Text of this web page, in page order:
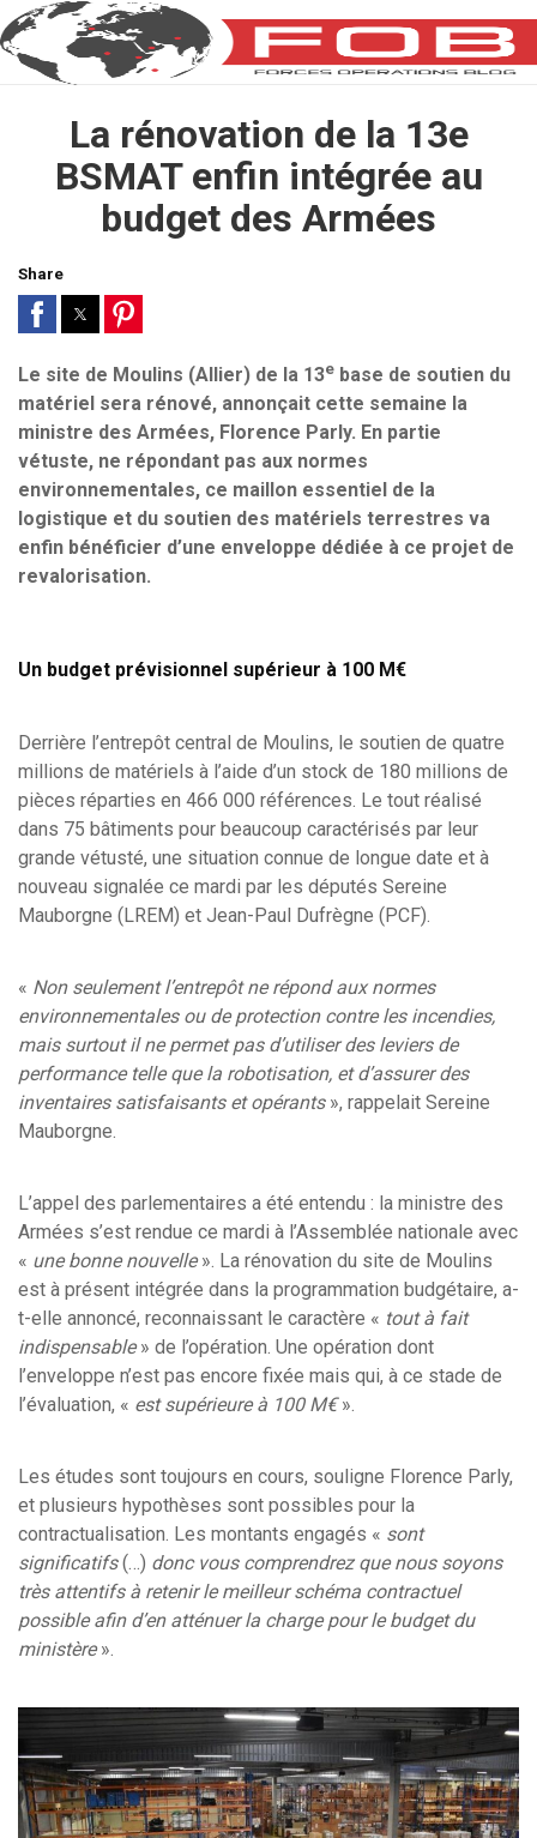
La rénovation de la 13e
BSMAT enfin intégrée au
budget des Armées
Share
Le site de Moulins (Allier) de la 13e base de soutien du
matériel sera rénové, annonçait cette semaine la
ministre des Armées, Florence Parly. En partie
vétuste, ne répondant pas aux normes
environnementales, ce maillon essentiel de la
logistique et du soutien des matériels terrestres va
enfin bénéficier d’une enveloppe dédiée à ce projet de
revalorisation.
Un budget prévisionnel supérieur à 100 M€
Derrière l’entrepôt central de Moulins, le soutien de quatre
millions de matériels à l’aide d’un stock de 180 millions de
pièces réparties en 466 000 références. Le tout réalisé
dans 75 bâtiments pour beaucoup caractérisés par leur
grande vétusté, une situation connue de longue date et à
nouveau signalée ce mardi par les députés Sereine
Mauborgne (LREM) et Jean-Paul Dufrègne (PCF).
« Non seulement l’entrepôt ne répond aux normes
environnementales ou de protection contre les incendies,
mais surtout il ne permet pas d’utiliser des leviers de
performance telle que la robotisation, et d’assurer des
inventaires satisfaisants et opérants», rappelait Sereine
Mauborgne.
L’appel des parlementaires a été entendu : la ministre des
Armées s’est rendue ce mardi à l’Assemblée nationale avec
« une bonne nouvelle». La rénovation du site de Moulins
est à présent intégrée dans la programmation budgétaire, a-
t-elle annoncé, reconnaissant le caractère « tout à fait
indispensable» de l’opération. Une opération dont
l’enveloppe n’est pas encore fixée mais qui, à ce stade de
l’évaluation, « est supérieure à 100 M€».
Les études sont toujours en cours, souligne Florence Parly,
et plusieurs hypothèses sont possibles pour la
contractualisation. Les montants engagés « sont
significatifs(…) donc vous comprendrez que nous soyons
très attentifs à retenir le meilleur schéma contractuel
possible afin d’en atténuer la charge pour le budget du
ministère».